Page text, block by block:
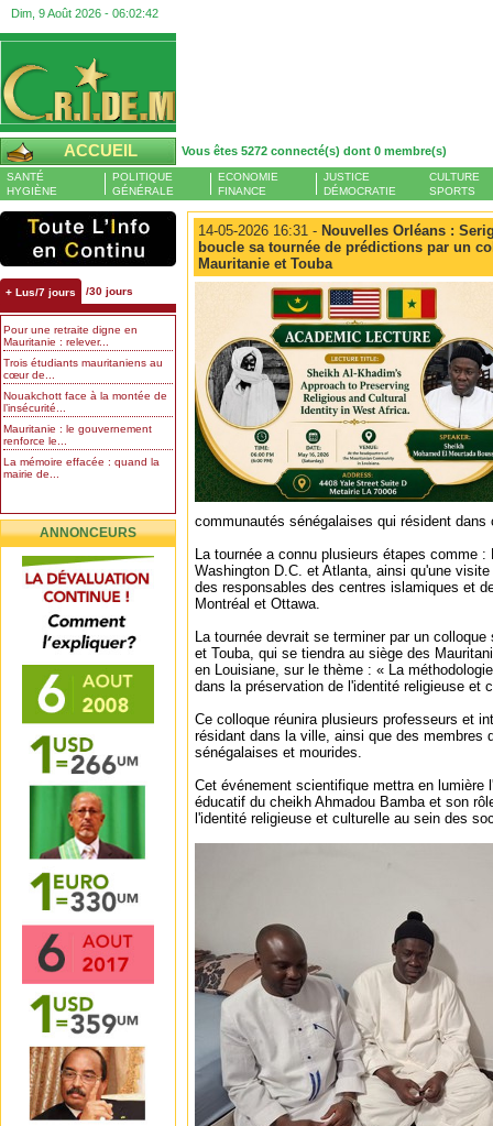
Dim, 9 Août 2026 - 06:02:43
ACCUEIL Vous êtes 5272 connecté(s) dont 0 membre(s)
SANTÉ
HYGIÈNE
POLITIQUE
GÉNÉRALE
ECONOMIE
FINANCE
JUSTICE
DÉMOCRATIE
CULTURE
SPORTS
+ Lus/7 jours /30 jours
Pour une retraite digne en
Mauritanie : relever...
Trois étudiants mauritaniens au
cœur de...
Nouakchott face à la montée de
l’insécurité...
Mauritanie : le gouvernement
renforce le...
La mémoire effacée : quand la
mairie de...
ANNONCEURS
14-05-2026 16:31 - Nouvelles Orléans :
boucle sa tournée de prédictions par un
Mauritanie et Touba
communautés sénégalaises qui résident dans
La tournée a connu plusieurs étapes comme
Washington D.C. et Atlanta, ainsi qu'une
des responsables des centres islamiques et
Montréal et Ottawa.
La tournée devrait se terminer par un
et Touba, qui se tiendra au siège des
en Louisiane, sur le thème : « La
dans la préservation de l'identité religieuse et
Ce colloque réunira plusieurs professeurs et
résidant dans la ville, ainsi que des membres
sénégalaises et mourides.
Cet événement scientifique mettra en lumière
éducatif du cheikh Ahmadou Bamba et son
l'identité religieuse et culturelle au sein des